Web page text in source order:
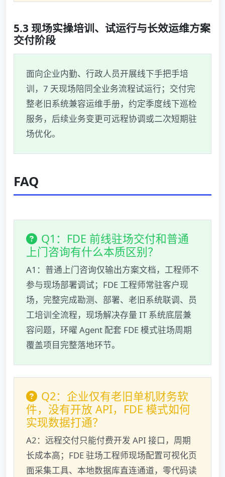
5.3 现场实操培训、试运行与长效运维方案
交付阶段
面向企业内勤、行政人员开展线下手把手培
训，7 天现场陪同全业务流程试运行；交付完
整老旧系统兼容运维手册，约定季度线下巡检
服务，后续业务变更可远程协调或二次短期驻
场优化。
FAQ
Q1：FDE 前线驻场交付和普通
上门咨询有什么本质区别？
A1：普通上门咨询仅输出方案文档，工程师不
参与现场部署调试；FDE 工程师常驻客户现
场，完整完成勘测、部署、老旧系统联调、员
工培训全流程，现场解决存量 IT 系统底层兼
容问题，环曜 Agent 配套 FDE 模式驻场周期
覆盖项目完整落地环节。
Q2：企业仅有老旧单机财务软
件，没有开放 API，FDE 模式如何
实现数据打通？
A2：远程交付只能付费开发 API 接口，周期
长成本高；FDE 驻场工程师现场配置可视化页
面采集工具、本地数据库直连通道，零代码读